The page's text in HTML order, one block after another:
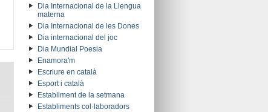
Dia Internacional de la Llengua
materna
Dia Internacional de les Dones
Dia internacional del joc
Dia Mundial Poesia
Enamora'm
Escriure en català
Esport i català
Establiment de la setmana
Establiments col·laboradors